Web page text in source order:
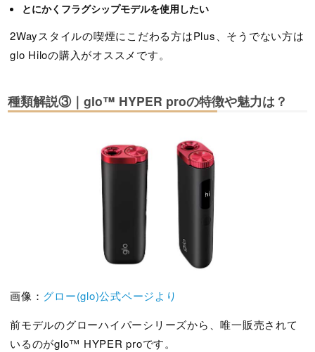
とにかくフラグシップモデルを使用したい
2Wayスタイルの喫煙にこだわる方はPlus、そうでない方は
glo Hiloの購入がオススメです。
種類解説③｜glo™ HYPER proの特徴や魅力は？
画像： グロー(glo)公式ページより
前モデルのグローハイパーシリーズから、唯一販売されて
いるのがglo™ HYPER proです。